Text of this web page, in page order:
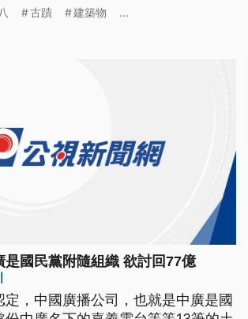
「興亞式」建築風格。台北二二八紀
古蹟 建築物 ...
是國民黨附隨組織 欲討回77億
定，中國廣播公司，也就是中廣是國